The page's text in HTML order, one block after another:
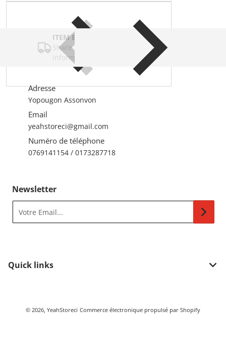
ITEM BAR TITLE
Share shipping, delivery, policy
information.
Adresse
Yopougon Assonvon
Email
yeahstoreci@gmail.com
Numéro de téléphone
0769141154 / 0173287718
Newsletter
Quick links
© 2026, YeahStoreci Commerce électronique propulsé par Shopify